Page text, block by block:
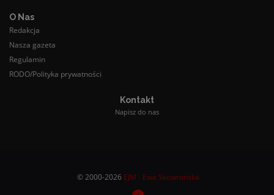
O Nas
Redakcja
Nasza gazeta
Regulamin
RODO/Polityka prywatności
Kontakt
Napisz do nas
© 2000-2026 EJM - Ewa Skowrońska